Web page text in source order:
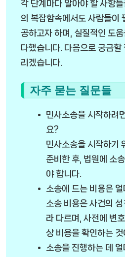
각 단계마다 알아야 할 사항
의 복잡함속에서도 사람들이
공하고자 하며, 실질적인 도
다했습니다. 다음으로 궁금할
리겠습니다.
자주 묻는 질문들
민사소송을 시작하려
요?
민사소송을 시작하기
준비한 후, 법원에 소
야 합니다.
소송에 드는 비용은
소송 비용은 사건의
라 다르며, 사전에 변
상 비용을 확인하는 것
소송을 진행하는 데